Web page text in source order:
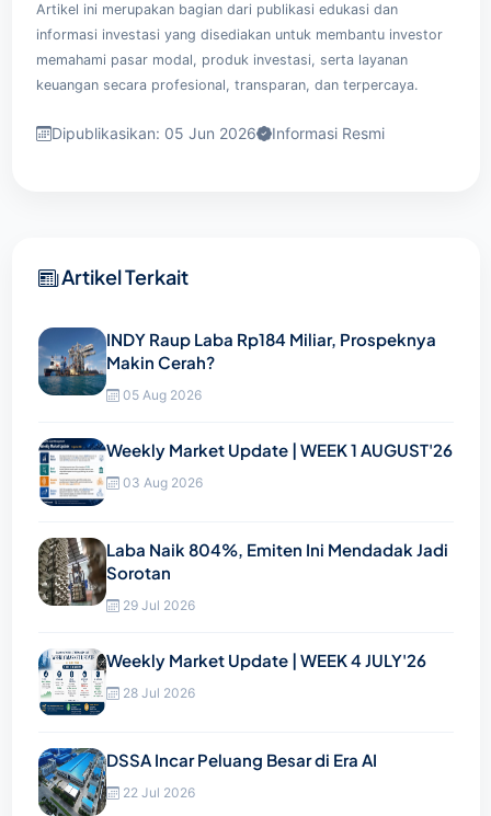
Artikel ini merupakan bagian dari publikasi edukasi dan
informasi investasi yang disediakan untuk membantu investor
memahami pasar modal, produk investasi, serta layanan
keuangan secara profesional, transparan, dan terpercaya.
Dipublikasikan: 05 Jun 2026 Informasi Resmi
Artikel Terkait
INDY Raup Laba Rp184 Miliar, Prospeknya
Makin Cerah?
05 Aug 2026
Weekly Market Update | WEEK 1 AUGUST'26
03 Aug 2026
Laba Naik 804%, Emiten Ini Mendadak Jadi
Sorotan
29 Jul 2026
Weekly Market Update | WEEK 4 JULY'26
28 Jul 2026
DSSA Incar Peluang Besar di Era AI
22 Jul 2026